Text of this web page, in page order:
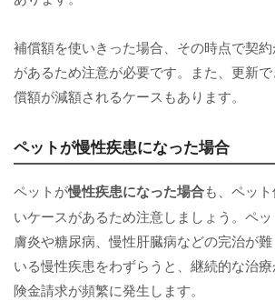
補償額を使いきった場合、その時点で契
があるため注意が必要です。また、更新
償額が減額されるケースもあります。
ペットが慢性疾患になった場合
ペットが慢性疾患になった場合も、ペッ
いケースがあるため注意しましょう。ペ
膚炎や糖尿病、慢性肝臓病などの完治が
いる慢性疾患をわずらうと、継続的な治
険金請求が頻繁に発生します。